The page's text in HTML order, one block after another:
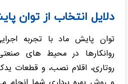
دلایل انتخاب از توان
توان پایش ماد با تجربه
روانکارها در محیط های
روتاری، اقلام نصب، و قطعات